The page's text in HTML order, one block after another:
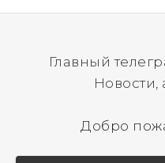
Главный
Новости,
Добро